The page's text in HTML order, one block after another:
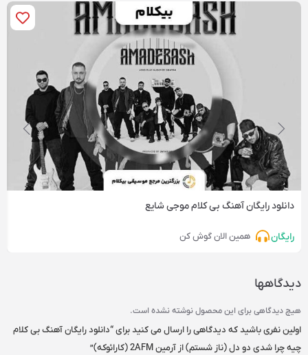
دانلود رایگان آهنگ‌ بی کلام موجی شایع
رایگان همین الان گوش کن
دیدگاهها
هیچ دیدگاهی برای این محصول نوشته نشده است.
اولین نفری باشید که دیدگاهی را ارسال می کنید برای “دانلود رایگان آهنگ بی کلام
چیه چرا شدی دو دل (ناز شستم) از آرمین 2AFM (کارائوکه)”